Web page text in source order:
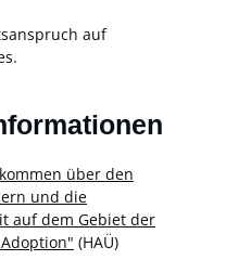
auf
über den
und die
auf dem Gebiet der
(HAÜ)